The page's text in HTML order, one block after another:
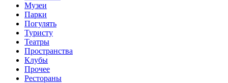
Музеи
Парки
Погулять
Туристу
Театры
Пространства
Клубы
Прочее
Рестораны